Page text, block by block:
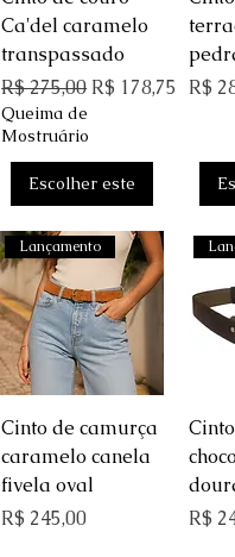
Ca'del caramelo
transpassado
Preço normal
R$ 275,00 Preço
R$ 178,75
Queima de
Mostruário
Escolher este
R$
Visualização rápida
Lançamento
Cinto de camurça
caramelo canela
fivela oval
Preço
R$ 245,00 R$